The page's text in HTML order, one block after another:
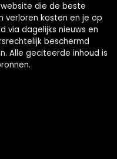
die de beste
verloren kosten en je op
via dagelijks nieuws en
beschermd
Alle geciteerde inhoud is